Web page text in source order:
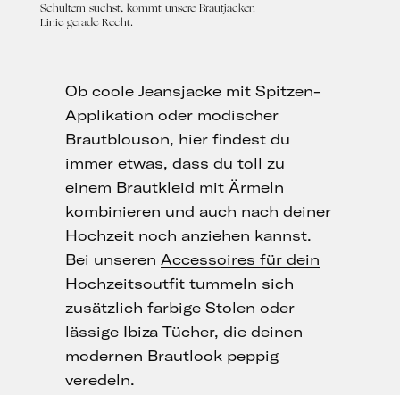
Schultern suchst, kommt unsereBrautjacken
Linie gerade Recht.
Ob coole Jeansjacke mit Spitzen-
Applikation oder modischer
Brautblouson, hier findest du
immer etwas, dass du toll zu
einem Brautkleid mit Ärmeln
kombinieren und auch nach deiner
Hochzeit noch anziehen kannst.
Bei unseren Accessoires für dein
Hochzeitsoutfittummeln sich
zusätzlich farbige Stolen oder
lässige Ibiza Tücher, die deinen
modernen Brautlook peppig
veredeln.